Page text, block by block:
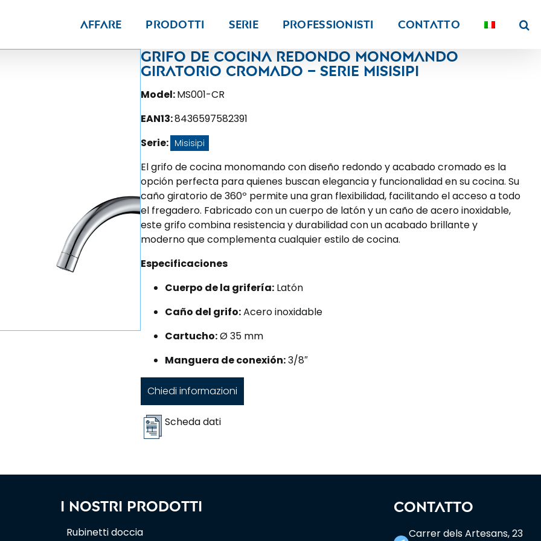
Affare Prodotti Serie PROFESSIONISTI Contatto
Grifo de cocina redondo monomando
giratorio cromado – Serie Misisipi
Model:MS001-CR
EAN13:8436597582391
Serie: Misisipi
El grifo de cocina monomando con diseño redondo y acabado cromado es la
opción perfecta para quienes buscan elegancia y funcionalidad en su cocina. Su
caño giratorio de 360º permite una gran flexibilidad, facilitando el acceso a todo
el fregadero. Fabricado con un cuerpo de latón y un caño de acero inoxidable,
este grifo combina resistencia y durabilidad con un acabado brillante y
moderno que complementa cualquier estilo de cocina.
Especificaciones
Cuerpo de la grifería: Latón
Caño del grifo:Acero inoxidable
Cartucho:Ø 35 mm
Manguera de conexión:3/8″
Chiedi informazioni
Scheda dati
I nostri prodotti
Rubinetti doccia
CONTATTO
Carrer dels Artesans, 23